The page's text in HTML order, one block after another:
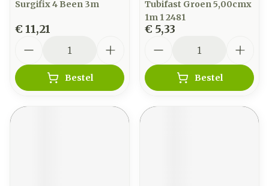
Surgifix 4 Been 3m
€ 11,21
Bestel
Tubifast Groen 5,00cmx
1m 1 2481
€ 5,33
Bestel